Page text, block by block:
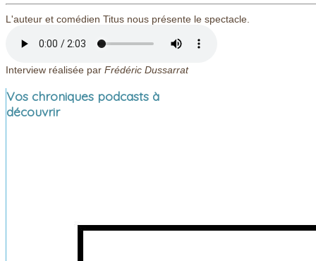
L'auteur et comédien Titus nous présente le spectacle.
Interview réalisée par Frédéric Dussarrat
Vos chroniques podcasts à
découvrir